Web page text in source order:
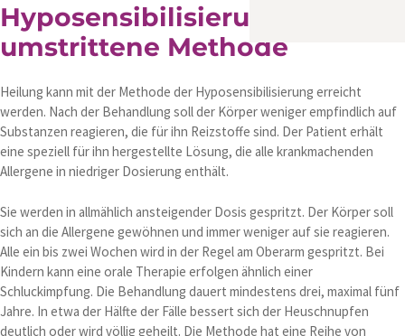
Hyposensibilisierung- eine
umstrittene Methode
Heilung kann mit der Methode der Hyposensibilisierung erreicht
werden. Nach der Behandlung soll der Körper weniger empfindlich auf
Substanzen reagieren, die für ihn Reizstoffe sind. Der Patient erhält
eine speziell für ihn hergestellte Lösung, die alle krankmachenden
Allergene in niedriger Dosierung enthält.
Sie werden in allmählich ansteigender Dosis gespritzt. Der Körper soll
sich an die Allergene gewöhnen und immer weniger auf sie reagieren.
Alle ein bis zwei Wochen wird in der Regel am Oberarm gespritzt. Bei
Kindern kann eine orale Therapie erfolgen ähnlich einer
Schluckimpfung. Die Behandlung dauert mindestens drei, maximal fünf
Jahre. In etwa der Hälfte der Fälle bessert sich der Heuschnupfen
deutlich oder wird völlig geheilt. Die Methode hat eine Reihe von